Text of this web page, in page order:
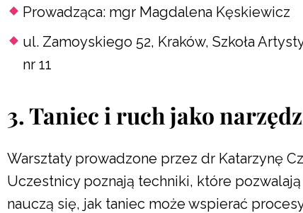
Prowadząca: mgr Magdalena Kęskiewicz
ul. Zamoyskiego 52, Kraków, Szkoła
nr 11
3. Taniec i ruch jako
Warsztaty prowadzone przez dr Katarzynę
Uczestnicy poznają techniki, które pozwalają
nauczą się, jak taniec może wspierać